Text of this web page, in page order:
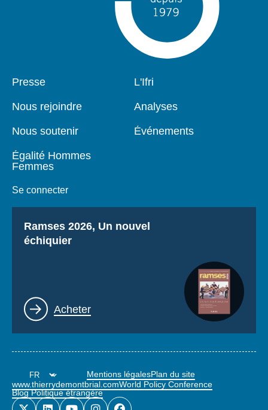
Pied
Presse
Nous rejoindre
Nous soutenir
Égalité Hommes
Femmes
Se connecter
Navigation
L'Ifri
Analyses
Événements
Titre
Ramses 2026, Un nouvel
échiquier
Lien
Acheter
Mentions légalesPlan du site
www.thierrydemontbrial.comWorld Policy Conference
Blog Politique étrangère